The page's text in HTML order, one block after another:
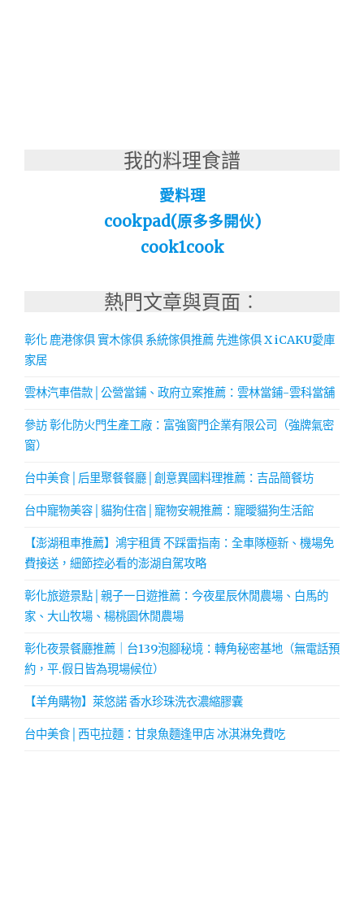
我的料理食譜
愛料理
cookpad(原多多開伙)
cook1cook
熱門文章與頁面︰
彰化 鹿港傢俱 實木傢俱 系統傢俱推薦 先進傢俱 X iCAKU愛庫
家居
雲林汽車借款│公營當鋪、政府立案推薦：雲林當鋪-雲科當舖
參訪 彰化防火門生產工廠：富強窗門企業有限公司（強牌氣密
窗）
台中美食│后里聚餐餐廳│創意異國料理推薦：吉品簡餐坊
台中寵物美容│貓狗住宿│寵物安親推薦：寵曖貓狗生活館
【澎湖租車推薦】鴻宇租賃 不踩雷指南：全車隊極新、機場免
費接送，細節控必看的澎湖自駕攻略
彰化旅遊景點│親子一日遊推薦：今夜星辰休閒農場、白馬的
家、大山牧場、楊桃園休閒農場
彰化夜景餐廳推薦｜台139泡腳秘境：轉角秘密基地（無電話預
約，平.假日皆為現場候位）
【羊角購物】萊悠諾 香水珍珠洗衣濃縮膠囊
台中美食│西屯拉麵：甘泉魚麵逢甲店 冰淇淋免費吃